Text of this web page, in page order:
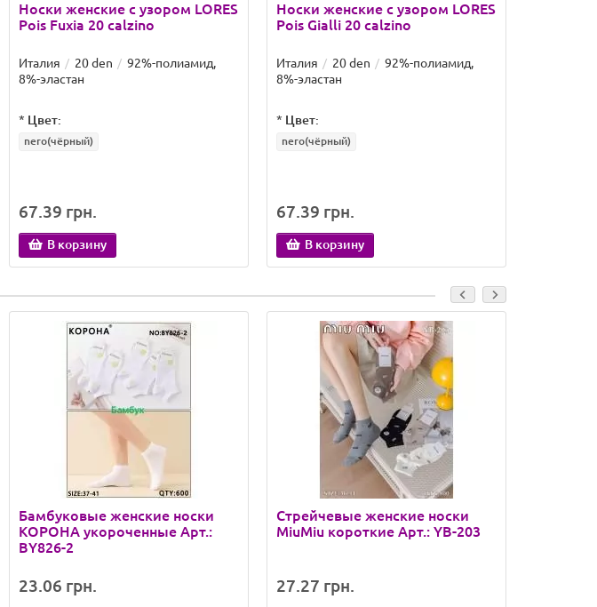
Носки женские с узором LORES
Pois Fuxia 20 calzino
Италия 20 den
92%-полиамид,
8%-эластан
* Цвет:
nero(чёрный)
67.39 грн.
В корзину
Носки женские с узором LORES
Pois Gialli 20 calzino
Италия 20 den
92%-полиамид,
8%-эластан
* Цвет:
nero(чёрный)
67.39 грн.
В корзину
Бамбуковые женские носки
КОРОНА укороченные Арт.:
BY826-2
23.06 грн.
Стрейчевые женские носки
MiuMiu короткие Арт.: YB-203
27.27 грн.